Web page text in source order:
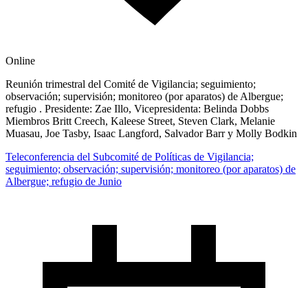
Online
Reunión trimestral del Comité de Vigilancia; seguimiento;
observación; supervisión; monitoreo (por aparatos) de Albergue;
refugio . Presidente: Zae Illo, Vicepresidenta: Belinda Dobbs
Miembros Britt Creech, Kaleese Street, Steven Clark, Melanie
Muasau, Joe Tasby, Isaac Langford, Salvador Barr y Molly Bodkin
Teleconferencia del Subcomité de Políticas de Vigilancia;
seguimiento; observación; supervisión; monitoreo (por aparatos) de
Albergue; refugio de Junio